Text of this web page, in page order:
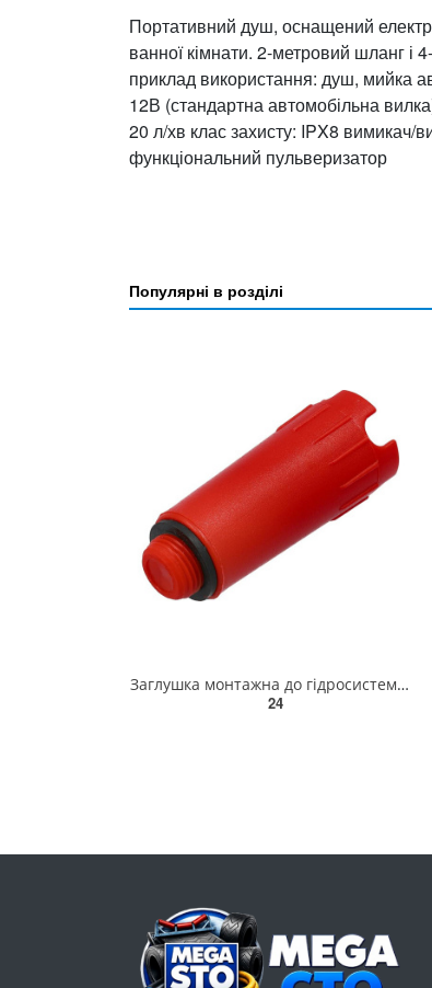
Портативний душ, оснащений
ванної кімнати. 2-метровий шланг
приклад використання: душ, мийка
12В (стандартна автомобільна
20 л/хв клас захисту: IPX8 вимикач/
функціональний пульверизатор
Популярні в розділі
Заглушка монтажна до гідросистем VOREL Ø= 1/2", червона [20] 54901
24